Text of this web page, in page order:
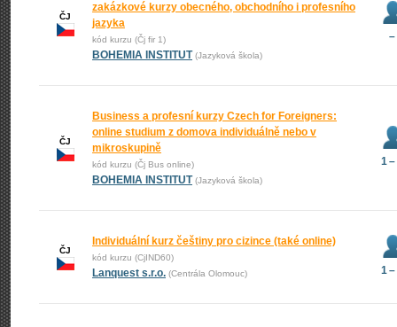
ČJ
zakázkové kurzy obecného, obchodního i profesního
jazyka
kód kurzu (Čj fir 1)
BOHEMIA INSTITUT (Jazyková škola)
–
ČJ
Business a profesní kurzy Czech for Foreigners:
online studium z domova individuálně nebo v
mikroskupině
kód kurzu (Čj Bus online)
BOHEMIA INSTITUT (Jazyková škola)
1
ČJ
Individuální kurz češtiny pro cizince (také online)
kód kurzu (CjIND60)
Lanquest s.r.o. (Centrála Olomouc) 1